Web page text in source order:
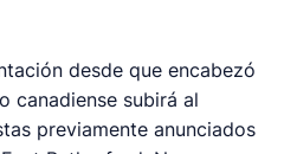
desde que encabezó
canadiense subirá al
previamente anunciados